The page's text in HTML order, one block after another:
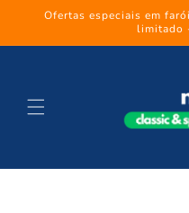
Skip to
Ofertas especiais em
limitado